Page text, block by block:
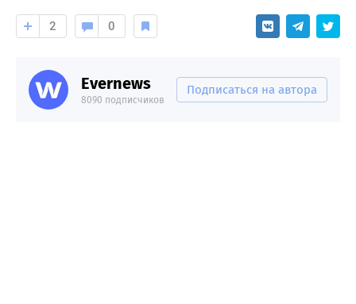
2 0
Evernews
8090 подписчиков
Подписаться на автора